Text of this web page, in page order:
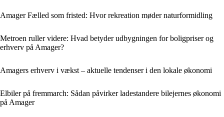
Amager Fælled som fristed: Hvor rekreation møder naturformidling
Metroen ruller videre: Hvad betyder udbygningen for boligpriser og
erhverv på Amager?
Amagers erhverv i vækst – aktuelle tendenser i den lokale økonomi
Elbiler på fremmarch: Sådan påvirker ladestandere bilejernes økonomi
på Amager